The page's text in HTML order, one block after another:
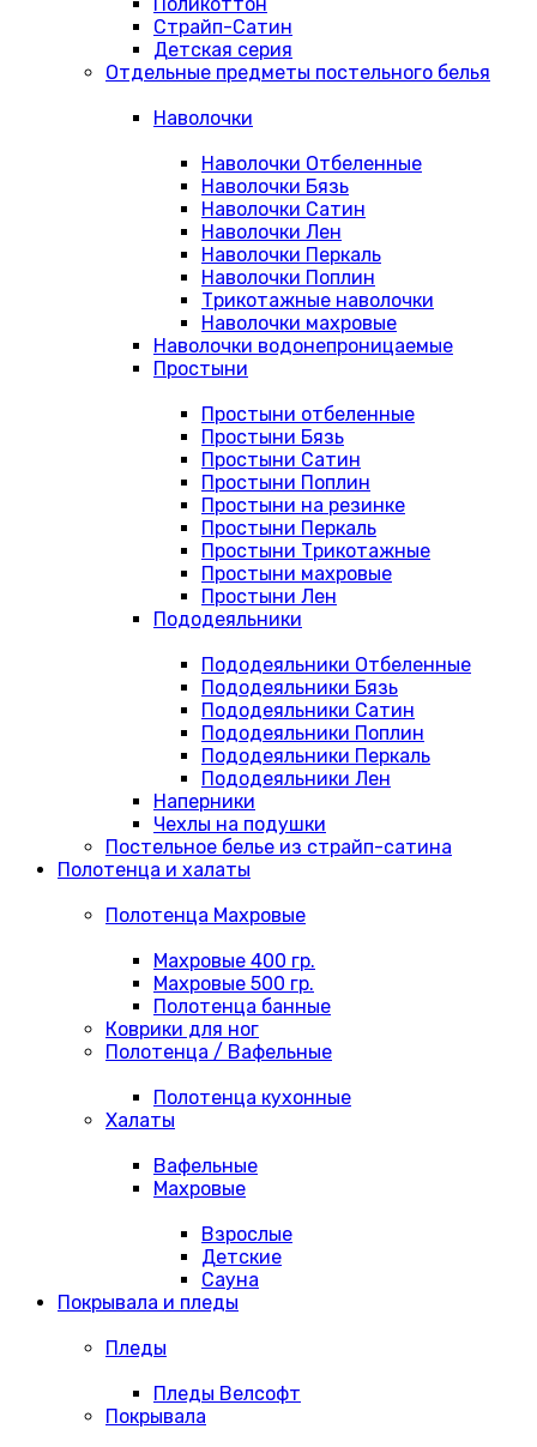
Страйп-Сатин
Детская серия
Отдельные предметы постельного белья
Наволочки
Наволочки Отбеленные
Наволочки Бязь
Наволочки Сатин
Наволочки Лен
Наволочки Перкаль
Наволочки Поплин
Трикотажные наволочки
Наволочки махровые
Наволочки водонепроницаемые
Простыни
Простыни отбеленные
Простыни Бязь
Простыни Сатин
Простыни Поплин
Простыни на резинке
Простыни Перкаль
Простыни Трикотажные
Простыни махровые
Простыни Лен
Пододеяльники
Пододеяльники Отбеленные
Пододеяльники Бязь
Пододеяльники Сатин
Пододеяльники Поплин
Пододеяльники Перкаль
Пододеяльники Лен
Наперники
Чехлы на подушки
Постельное белье из страйп-сатина
Полотенца и халаты
Полотенца Махровые
Махровые 400 гр.
Махровые 500 гр.
Полотенца банные
Коврики для ног
Полотенца / Вафельные
Полотенца кухонные
Халаты
Вафельные
Махровые
Взрослые
Детские
Сауна
Покрывала и пледы
Пледы
Пледы Велсофт
Покрывала